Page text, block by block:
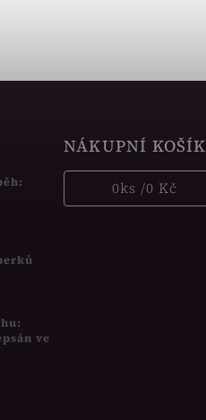
ve
NÁKUPNÍ KOŠÍK
0ks /0 Kč